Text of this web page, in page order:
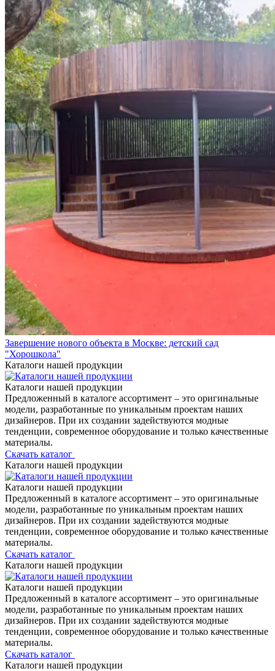
Завершение нового объекта в Москве: детский сад
"Хорошкола"
Каталоги нашей продукции
Каталоги нашей продукции
Предложенный в каталоге ассортимент – это оригинальные
модели, разработанные по уникальным проектам наших
дизайнеров. При их создании задействуются модные
тенденции, современное оборудование и только качественные
материалы.
Скачать каталог
Каталоги нашей продукции
Каталоги нашей продукции
Предложенный в каталоге ассортимент – это оригинальные
модели, разработанные по уникальным проектам наших
дизайнеров. При их создании задействуются модные
тенденции, современное оборудование и только качественные
материалы.
Скачать каталог
Каталоги нашей продукции
Каталоги нашей продукции
Предложенный в каталоге ассортимент – это оригинальные
модели, разработанные по уникальным проектам наших
дизайнеров. При их создании задействуются модные
тенденции, современное оборудование и только качественные
материалы.
Скачать каталог
Каталоги нашей продукции